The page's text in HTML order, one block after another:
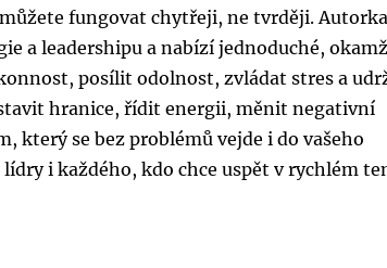
fungovat chytřeji, ne tvrději. Autorka
a leadershipu a nabízí jednoduché,
posílit odolnost, zvládat stres a
hranice, řídit energii, měnit negativní
který se bez problémů vejde i do vašeho
i každého, kdo chce uspět v rychlém